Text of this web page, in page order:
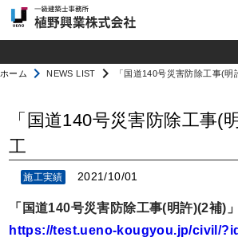
ホーム navigate_next NEWS LIST navigate_next 「国道140号災害防除工事(
「国道140号災害防除工事(
工
施工実績 2021/10/01
「国道140号災害防除工事(明許)(2補)
https://test.ueno-kougyou.jp/civil/